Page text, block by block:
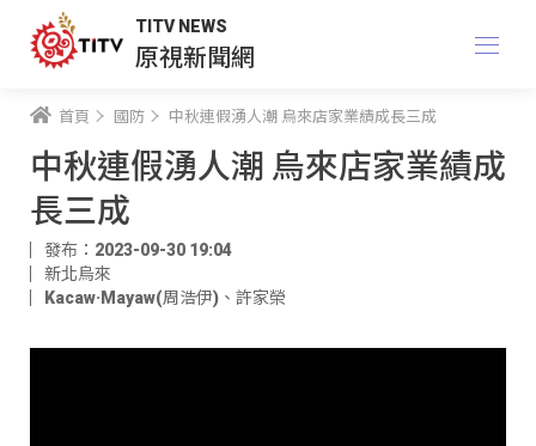
TITV NEWS
原視新聞網
首頁 國防 中秋連假湧人潮 烏來店家業績成長三成
中秋連假湧人潮 烏來店家業績成
長三成
發布：2023-09-30 19:04
新北烏來
Kacaw·Mayaw(周浩伊) 、 許家榮